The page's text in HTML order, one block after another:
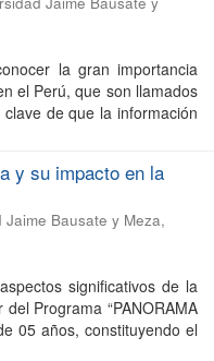
la gran importancia
el Perú, que son llamados
clave de que la información
y su impacto en la
Jaime Bausate y Meza,
significativos de la
Programa “PANORAMA
05 años, constituyendo el